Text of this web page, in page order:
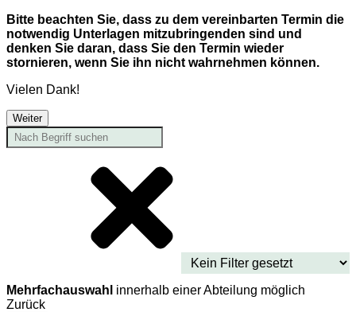
Bitte beachten Sie, dass zu dem vereinbarten Termin die
notwendig Unterlagen mitzubringenden sind und
denken Sie daran, dass Sie den Termin wieder
stornieren, wenn Sie ihn nicht wahrnehmen können.
Vielen Dank!
Weiter
Mehrfachauswahl innerhalb einer Abteilung möglich
Zurück